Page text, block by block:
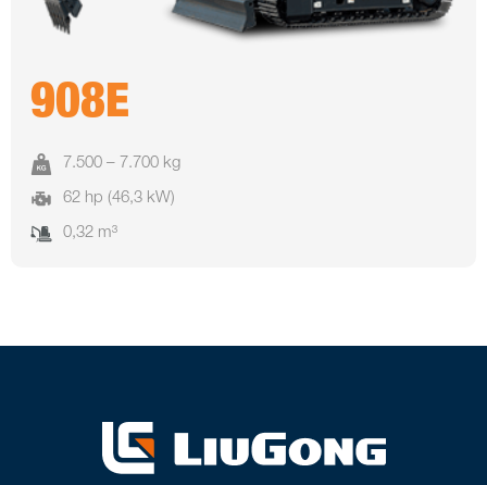
908E
7.500 – 7.700 kg
62 hp (46,3 kW)
0,32 m³